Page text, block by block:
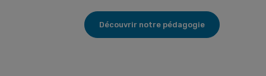
Découvrir notre pédagogie